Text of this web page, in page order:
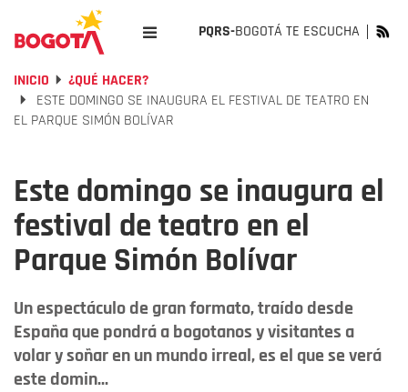
PQRS-BOGOTÁ TE ESCUCHA
INICIO
¿QUÉ HACER?
ESTE DOMINGO SE INAUGURA EL FESTIVAL DE TEATRO EN
EL PARQUE SIMÓN BOLÍVAR
Este domingo se inaugura el
festival de teatro en el
Parque Simón Bolívar
Un espectáculo de gran formato, traído desde
España que pondrá a bogotanos y visitantes a
volar y soñar en un mundo irreal, es el que se verá
este domin...